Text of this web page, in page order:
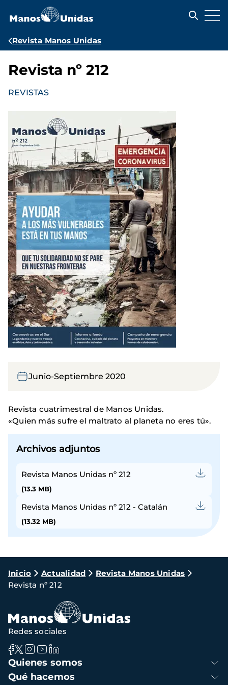
contenido
Ruta
navegación
Revista Manos Unidas
Revista nº 212
REVISTAS
Junio-Septiembre 2020
Revista cuatrimestral de Manos Unidas.
«Quien más sufre el maltrato al planeta no eres tú».
Archivos adjuntos
Revista Manos Unidas nº 212
(13.3 MB)
Revista Manos Unidas nº 212 - Catalán
(13.32 MB)
Ruta
de
navegación
Inicio Actualidad
Revista Manos Unidas
Revista nº 212
Navegación
principal
Quienes somos
Qué hacemos
Redes sociales